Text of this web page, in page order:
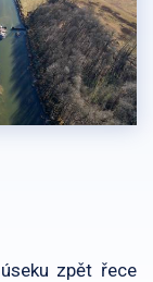
zpět řece